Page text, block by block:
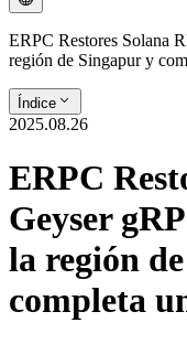
ERPC Restores Solana
región de Singapur y
Índice
2025.08.26
ERPC
Geyser
la región
completa